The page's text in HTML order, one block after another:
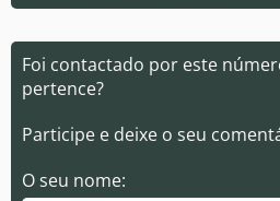
Foi contactado por este
pertence?
Participe e deixe o seu
O seu nome: